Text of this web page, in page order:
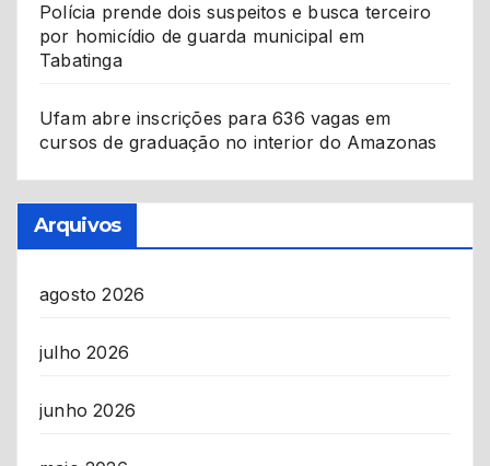
Polícia prende dois suspeitos e busca terceiro
por homicídio de guarda municipal em
Tabatinga
Ufam abre inscrições para 636 vagas em
cursos de graduação no interior do Amazonas
Arquivos
agosto 2026
julho 2026
junho 2026